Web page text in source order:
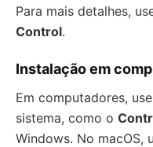
Para mais detalhes,
Control.
Instalação em
Em computadores,
sistema, como o
Windows. No macOS,